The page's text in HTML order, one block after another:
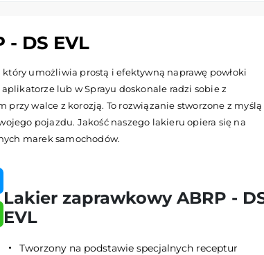
- DS EVL
umożliwia prostą i efektywną naprawę powłoki
lub w Sprayu doskonale radzi sobie z
walce z korozją. To rozwiązanie stworzone z myślą
pojazdu. Jakość naszego lakieru opiera się na
marek samochodów.
Lakier zaprawkowy ABRP -
EVL
Tworzony na podstawie specjalnych receptur